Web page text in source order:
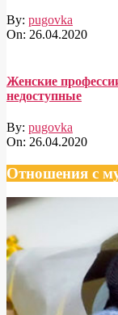
By: pugovka
On: 26.04.2020
Женские
недоступные
By: pugovka
On: 26.04.2020
Отношения с